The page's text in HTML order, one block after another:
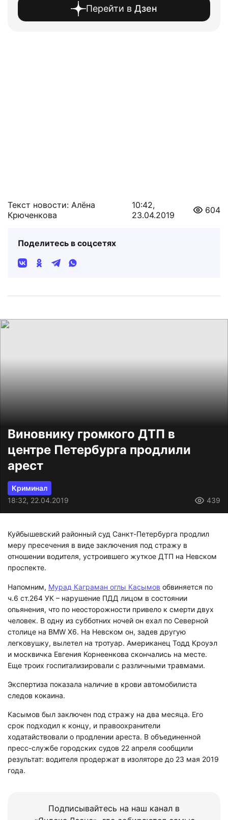
Перейти в Дзен
Текст новости: Алёна
Крюченкова
10:42,
23.04.2019
604
Поделитесь в соцсетях
Виновнику громкого ДТП в
центре Петербурга продлили
арест
Криминал
18:32, 22.04.2019
439
Куйбышевский районный суд Санкт-Петербурга продлил
меру пресечения в виде заключения под стражу в
отношении водителя, устроившего жуткое ДТП на Невском
проспекте.
Напомним, Мурад Каграман оглы Касымов обвиняется по
ч.6 ст.264 УК – нарушение ПДД лицом в состоянии
опьянения, что по неосторожности привело к смерти двух
человек. В одну из субботних ночей он ехал по Северной
столице на BMW X6. На Невском он, задев другую
легковушку, вылетел на тротуар. Американец Тодд Кроуэл
и москвичка Евгения Корнеенкова скончались на месте.
Еще троих госпитализировали с различными травмами.
Экспертиза показала наличие в крови автомобилиста
следов кокаина.
Касымов был заключен под стражу на два месяца. Его
срок подходил к концу, и правоохранители
ходатайствовали о продлении ареста. В объединенной
пресс-службе городских судов 22 апреля сообщили
результат: водителя продержат в изоляторе до 23 мая 2019
года.
Подписывайтесь на наш канал в